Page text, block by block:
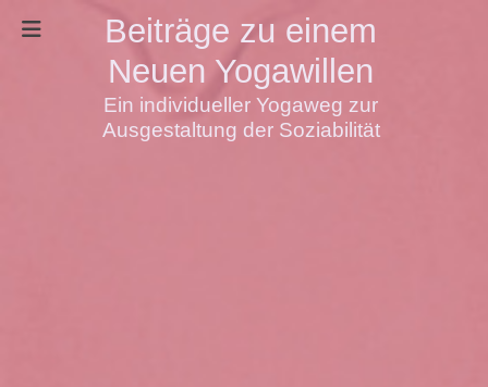
Beiträge zu einem
Neuen Yogawillen
Ein individueller Yogaweg zur
Ausgestaltung der Soziabilität